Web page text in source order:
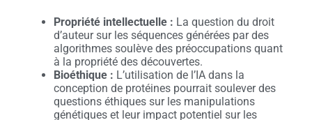
Propriété intellectuelle : La question du droit
d’auteur sur les séquences générées par des
algorithmes soulève des préoccupations quant
à la propriété des découvertes.
Bioéthique : L’utilisation de l’IA dans la
conception de protéines pourrait soulever des
questions éthiques sur les manipulations
génétiques et leur impact potentiel sur les